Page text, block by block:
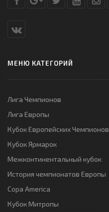
МЕНЮ КАТЕГОРИЙ
Лига Чемпионов
Лига Европы
Кубок Европейских Чемпионов
Кубок Ярмарок
Межконтинентальный кубок
История чемпионатов Европы
Copa America
Кубок Митропы